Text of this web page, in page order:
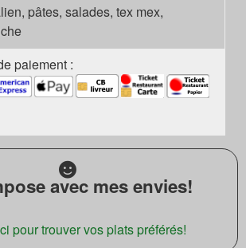
pâtes, salades, tex mex,
paiement :
avec mes envies!
pour trouver vos plats préférés!